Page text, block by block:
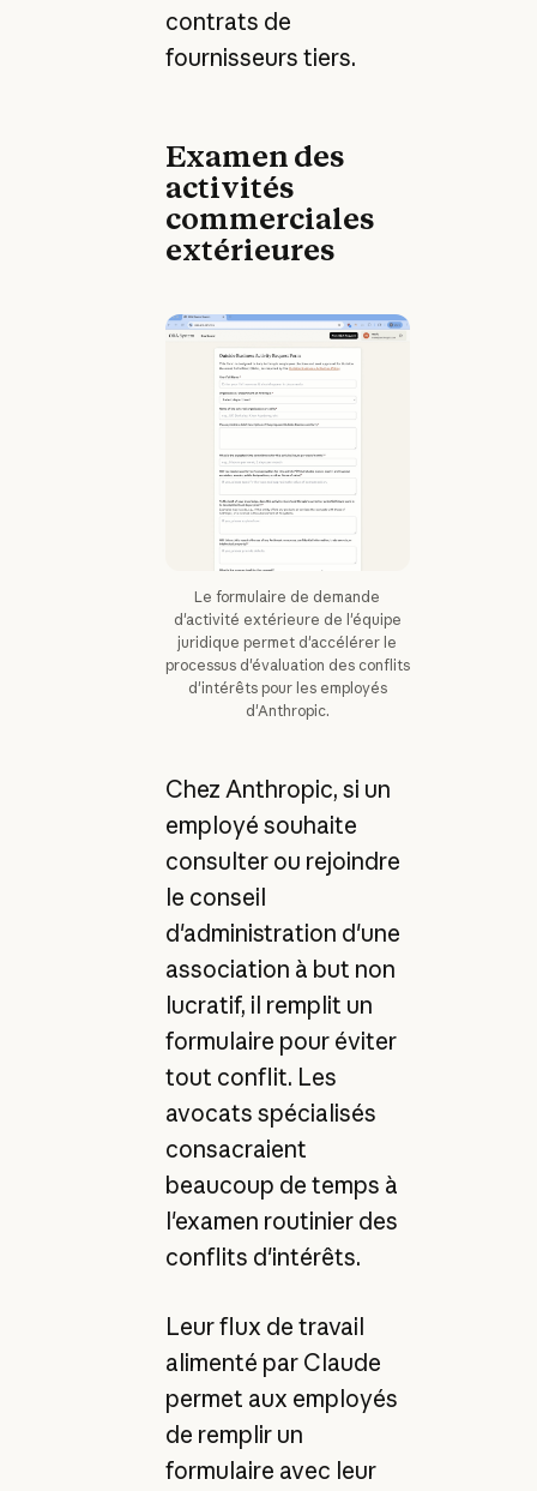
contrats de
fournisseurs tiers.
Examen des
activités
commerciales
extérieures
Le formulaire de demande
d'activité extérieure de l'équipe
juridique permet d'accélérer le
processus d'évaluation des conflits
d'intérêts pour les employés
d'Anthropic.
Chez Anthropic, si un
employé souhaite
consulter ou rejoindre
le conseil
d'administration d'une
association à but non
lucratif, il remplit un
formulaire pour éviter
tout conflit. Les
avocats spécialisés
consacraient
beaucoup de temps à
l'examen routinier des
conflits d'intérêts.
Leur flux de travail
alimenté par Claude
permet aux employés
de remplir un
formulaire avec leur